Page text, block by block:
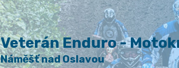
Veterán Enduro -
Náměšť nad Oslavou